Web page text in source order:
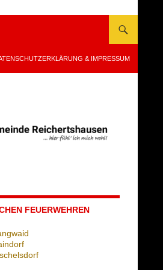
& IMPRESSUM
FEUERWEHREN